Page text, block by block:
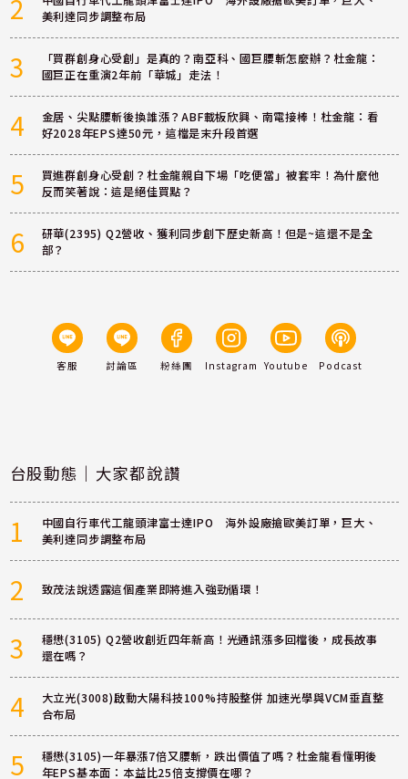
2
美利達同步調整布局
3
「買群創身心受創」是真的？南亞科、國巨腰斬怎麼辦？杜金龍：
國巨正在重演2年前「華城」走法！
4
金居、尖點腰斬後換誰漲？ABF載板欣興、南電接棒！杜金龍：看
好2028年EPS達50元，這檔是末升段首選
5
買進群創身心受創？杜金龍親自下場「吃便當」被套牢！為什麼他
反而笑著說：這是絕佳買點？
6
研華(2395) Q2營收、獲利同步創下歷史新高！但是~這還不是全
部？
客服 討論區 粉絲團 Instagram Youtube Podcast
台股動態｜大家都說讚
1
中國自行車代工龍頭津富士達IPO 海外設廠搶歐美訂單，巨大、
美利達同步調整布局
2 致茂法說透露這個產業即將進入強勁循環！
3
穩懋(3105) Q2營收創近四年新高！光通訊漲多回檔後，成長故事
還在嗎？
4
大立光(3008)啟動大陽科技100%持股整併 加速光學與VCM垂直整
合布局
5
穩懋(3105)一年暴漲7倍又腰斬，跌出價值了嗎？杜金龍看懂明後
年EPS基本面：本益比25倍支撐價在哪？